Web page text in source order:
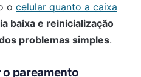
o celular quanto a caixa
baixa e reinicialização
problemas simples.
o pareamento